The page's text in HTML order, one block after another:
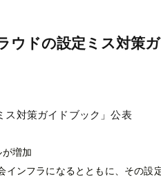
ウドの設定ミス対策
ス対策ガイドブック」公表
が増加
インフラになるとともに、その